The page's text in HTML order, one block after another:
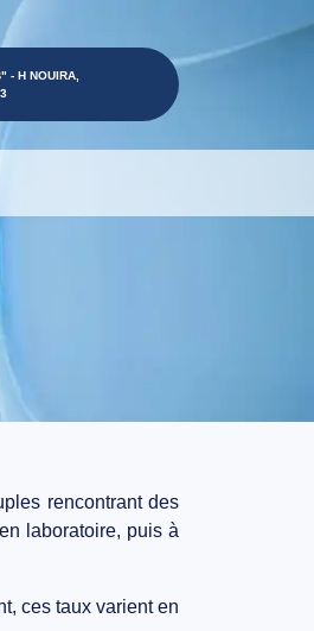
- H NOUIRA,
rencontrant des
laboratoire, puis à
ces taux varient en